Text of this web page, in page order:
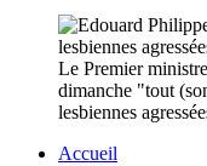
Le Premier
dimanche "tout
lesbiennes
Accueil